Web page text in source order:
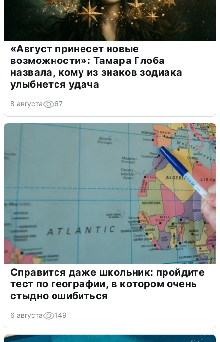
«Август принесет новые
возможности»: Тамара Глоба
назвала, кому из знаков зодиака
улыбнется удача
8 августа 67
Справится даже школьник: пройдите
тест по географии, в котором очень
стыдно ошибиться
6 августа 149